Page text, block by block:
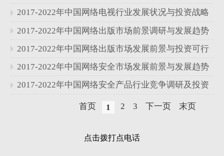
性研究报告
2017-2022年中国网络电视行业发展状况与投资战略
研究报告
2017-2022年中国网络出版市场前景调研与发展趋势
分析报告
2017-2022年中国网络出版市场发展前景与投资可行
性研究报告
2017-2022年中国网络安全市场发展前景与发展趋势
分析报告
2017-2022年中国网络安全产品行业竞争调研及投资
首页 1 2 3 下一页 末页
点击拨打点电话